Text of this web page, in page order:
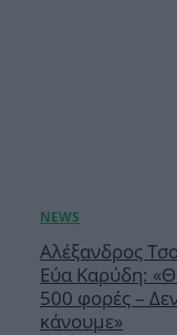
Αλέξανδρος
Εύα Καρύδη:
500 φορές –
κάνουμε»